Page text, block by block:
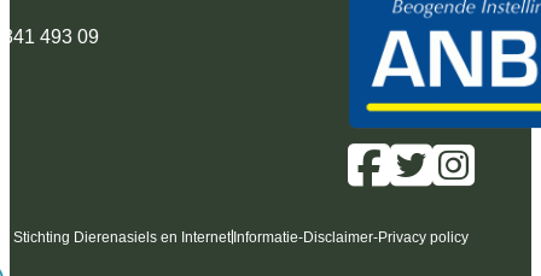
493 09
Stichting Dierenasiels en Internet Informatie-Disclaimer-Privacy policy